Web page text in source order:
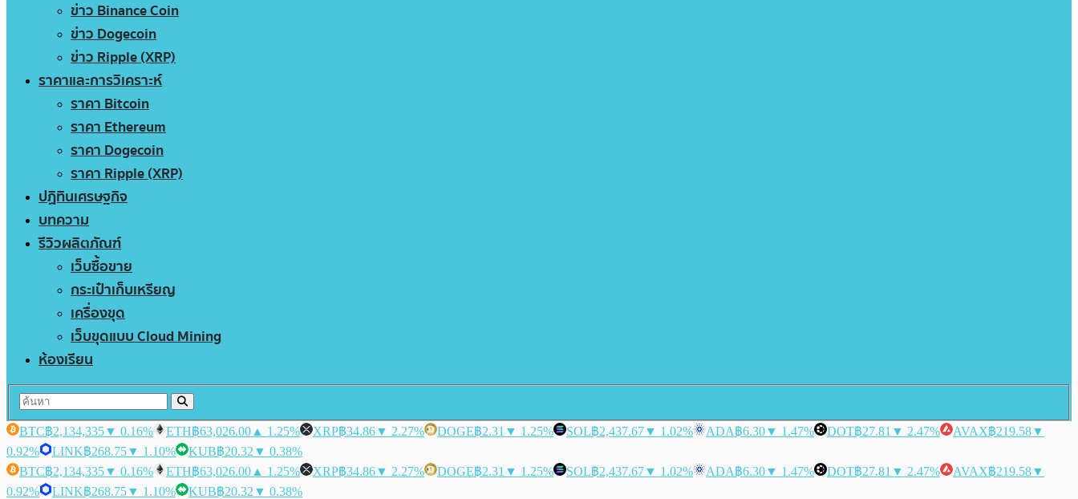
ข่าว Binance Coin
ข่าว Dogecoin
ข่าว Ripple (XRP)
ราคาและการวิเคราะห์
ราคา Bitcoin
ราคา Ethereum
ราคา Dogecoin
ราคา Ripple (XRP)
ปฏิทินเศรษฐกิจ
บทความ
รีวิวผลิตภัณฑ์
เว็บซื้อขาย
กระเป๋าเก็บเหรียญ
เครื่องขุด
เว็บขุดแบบ Cloud Mining
ห้องเรียน
BTC฿2,134,335▼ 0.16% ETH฿63,026.00 ▲ 1.25% XRP฿34.86▼ 2.27% DOGE฿2.31 ▼ 1.25% SOL฿2,437.67▼ 1.02% ADA฿6.30▼ 1.47% DOT฿27.81 ▼ 2.47% AVAX฿219.58▼
0.92%
LINK฿268.75▼ 1.10% KUB฿20.32 ▼ 0.38%
BTC฿2,134,335▼ 0.16% ETH฿63,026.00 ▲ 1.25% XRP฿34.86▼ 2.27% DOGE฿2.31 ▼ 1.25% SOL฿2,437.67▼ 1.02% ADA฿6.30▼ 1.47% DOT฿27.81 ▼ 2.47% AVAX฿219.58▼
0.92%
LINK฿268.75▼ 1.10% KUB฿20.32 ▼ 0.38%